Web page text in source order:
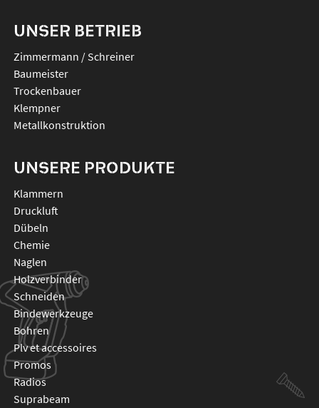
UNSER BETRIEB
Zimmermann / Schreiner
Baumeister
Trockenbauer
Klempner
Metallkonstruktion
UNSERE PRODUKTE
klammern
druckluft
dübeln
chemie
naglen
holzverbinder
schneiden
bindewerkzeuge
bohren
plv et accessoires
promos
radios
suprabeam